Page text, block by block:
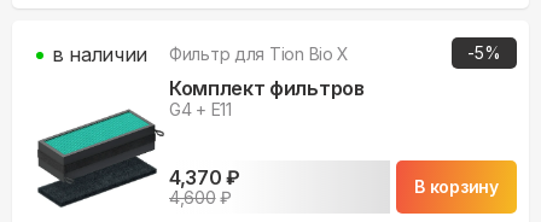
-5%
Фильтр для Tion Bio X
Комплект фильтров
G4 + E11
4,370 ₽
4,600₽
В корзину
в наличии